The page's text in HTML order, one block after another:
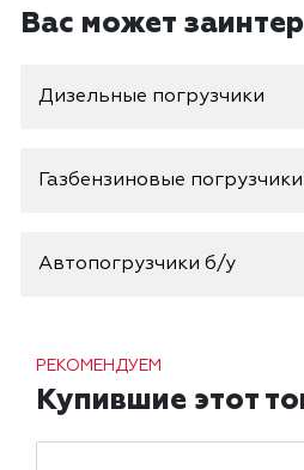
Вас может
Дизельные погрузчики
Газбензиновые погрузчики
Автопогрузчики б/у
РЕКОМЕНДУЕМ
Купившие этот